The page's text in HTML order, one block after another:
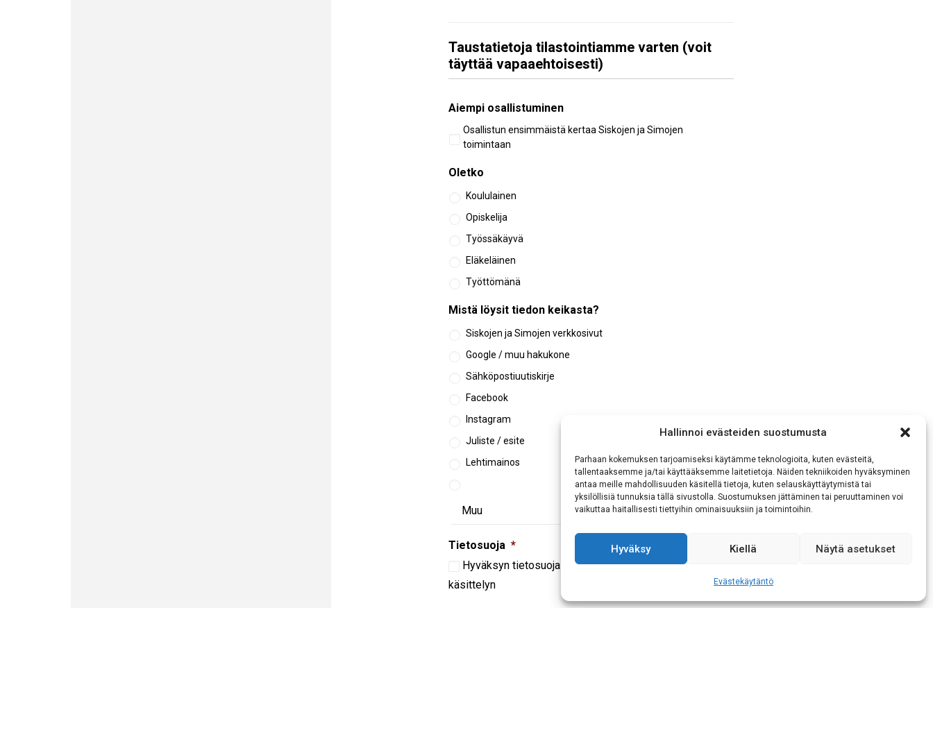
Hallinnoi evästeiden suostumusta
Parhaan kokemuksen tarjoamiseksi käytämme teknologioita, kuten evästeitä,
tallentaaksemme ja/tai käyttääksemme laitetietoja. Näiden tekniikoiden hyväksyminen
antaa meille mahdollisuuden käsitellä tietoja, kuten selauskäyttäytymistä tai
yksilöllisiä tunnuksia tällä sivustolla. Suostumuksen jättäminen tai peruuttaminen voi
vaikuttaa haitallisesti tiettyihin ominaisuuksiin ja toimintoihin.
Hyväksy Kiellä Näytä asetukset
Evästekäytäntö
Taustatietoja tilastointiamme varten (voit
täyttää vapaaehtoisesti)
Aiempi osallistuminen
Osallistun ensimmäistä kertaa Siskojen ja Simojen
toimintaan
Oletko
Koululainen
Opiskelija
Työssäkäyvä
Eläkeläinen
Työttömänä
Mistä löysit tiedon keikasta?
Siskojen ja Simojen verkkosivut
Google / muu hakukone
Sähköpostiuutiskirje
Facebook
Instagram
Juliste / esite
Lehtimainos
Tietosuoja *
Hyväksyntietosuojaselosteenmukaisen tietojeni
käsittelyn